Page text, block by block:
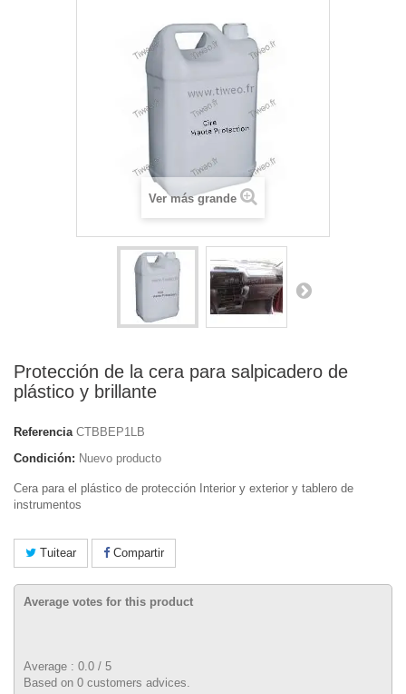
Ver más grande
Protección de la cera para salpicadero de
plástico y brillante
Referencia CTBBEP1LB
Condición: Nuevo producto
Cera para el plástico de protección Interior y exterior y tablero de
instrumentos
Tuitear Compartir
Average votes for this product
Average : 0.0 / 5
Based on 0 customers advices.